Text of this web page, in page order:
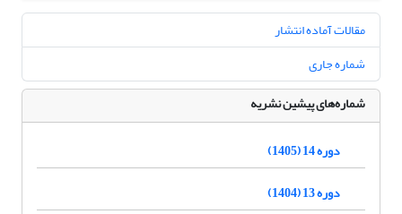
مقالات آماده انتشار
شماره جاری
شماره‌های پیشین نشریه
دوره 14 (1405)
دوره 13 (1404)